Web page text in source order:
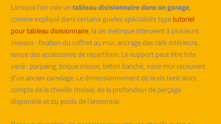
Lorsque l’on crée untableau divisionnaire dans un garage,
comme expliqué dans certains guides spécialisés typetutoriel
pour tableau divisionnaire, la vis métrique intervient à plusieurs
niveaux : fixation du coffret au mur, ancrage des rails intérieurs,
tenue des accessoires de répartition. Le support peut être très
varié : parpaing, brique creuse, béton banché, voire mur recouvert
d’un ancien carrelage. Le dimensionnement de la vis tient alors
compte de la cheville choisie, de la profondeur de perçage
disponible et du poids de l’ensemble.